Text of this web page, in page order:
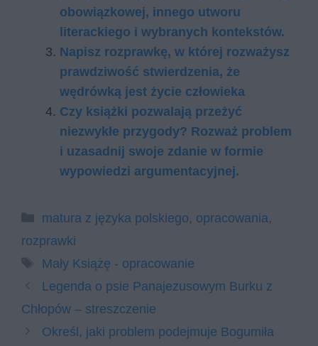
obowiązkowej, innego utworu
literackiego i wybranych kontekstów.
Napisz rozprawkę, w której rozważysz
prawdziwość stwierdzenia, że
wędrówką jest życie człowieka
Czy książki pozwalają przeżyć
niezwykłe przygody? Rozważ problem
i uzasadnij swoje zdanie w formie
wypowiedzi argumentacyjnej.
Kategorie
matura z języka polskiego, opracowania,
rozprawki
Tagi
Mały Książę - opracowanie
Legenda o psie Panajezusowym Burku z
Chłopów – streszczenie
Określ, jaki problem podejmuje Bogumiła